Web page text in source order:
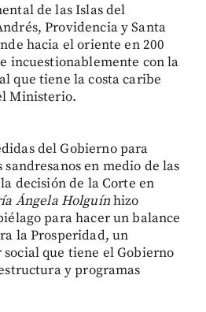
de las Islas del
Providencia y Santa
hacia el oriente en 200
incuestionablemente con la
que tiene la costa caribe
Ministerio.
del Gobierno para
en medio de las
decisión de la Corte en
Ángela Holguínhizo
para hacer un balance
la Prosperidad, un
que tiene el Gobierno
y programas